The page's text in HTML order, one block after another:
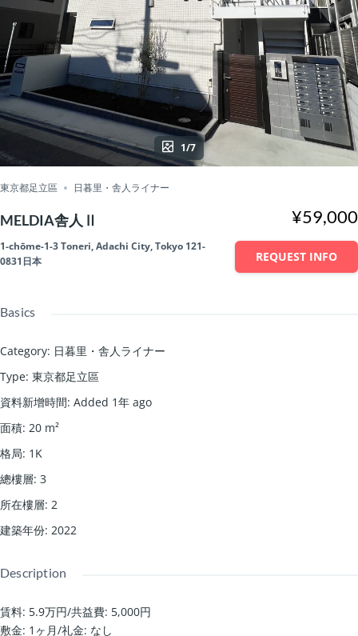
1/7
東京都足立區 日暮里・舎人ライナー
MELDIA舎人Ⅱ
1-chōme-1-3 Toneri, Adachi City, Tokyo 121-
0831日本
¥59,000
REQUEST INFO
Basics
Category: 日暮里・舎人ライナー
Type: 東京都足立區
資料新增時間: Added 1年 ago
面積: 20 m²
格局: 1K
總樓層: 3
所在樓層: 2
建築年份: 2022
Description
賃料: 5.9万円/共益費: 5,000円
敷金: 1ヶ月/礼金: なし